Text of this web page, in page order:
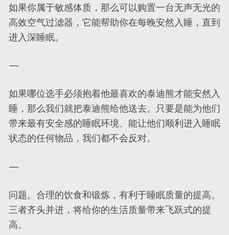
如果你属于敏感体质，那么可以购置一台无声无光的
高效空气过滤器，它能帮助你在每晚安然入睡，直到
进入深睡眠。
—
如果哪位选手必须抱着他最喜欢的泰迪熊才能安然入
睡，那么我们就把泰迪熊给他送去。只要是能为他们
带来最有安全感的睡眠环境、能让他们顺利进入睡眠
状态的任何物品，我们都不会反对。
—
问题。合理的饮食和锻炼，有利于睡眠质量的提高。
三者齐头并进，将给你的生活质量带来飞跃式的提
高。